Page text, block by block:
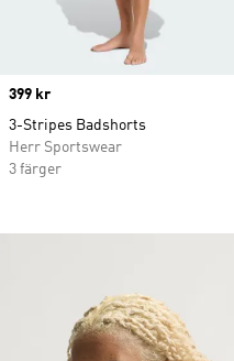
Price
399 kr
3-Stripes Badshorts
Herr Sportswear
3 färger